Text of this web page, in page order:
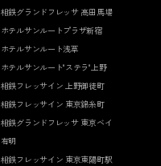
相鉄グランドフレッサ 高田馬場
ホテルサンルートプラザ新宿
ホテルサンルート浅草
ホテルサンルート"ステラ"上野
相鉄フレッサイン 上野御徒町
相鉄フレッサイン 東京錦糸町
相鉄グランドフレッサ 東京ベイ
有明
相鉄フレッサイン 東京東陽町駅